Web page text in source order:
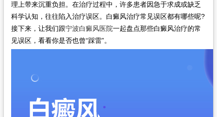
白癜风常识
白癜风人群
白癜风部位
理上带来沉重负担。在治疗过程中，许多患者因急于求成或缺乏
科学认知，往往陷入治疗误区。白癜风治疗常见误区都有哪些呢?
接下来，让我们跟宁波白癜风医院一起盘点那些白癜风治疗的常
见误区，看看你是否也曾“踩雷”。